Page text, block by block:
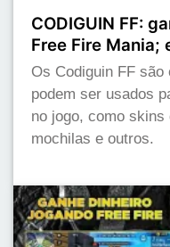
CODIGUIN FF:
Free Fire Mania;
Os Codiguin FF
podem ser usados
no jogo, como skins
mochilas e outros.